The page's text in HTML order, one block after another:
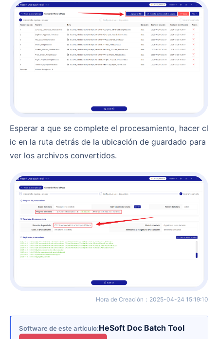
Esperar a que se complete el procesamiento, hacer cl
ic en la ruta detrás de la ubicación de guardado para
ver los archivos convertidos.
Hora de Creación ： 2025-04-24 15:19:10
Software de este artículo HeSoft Doc Batch Tool